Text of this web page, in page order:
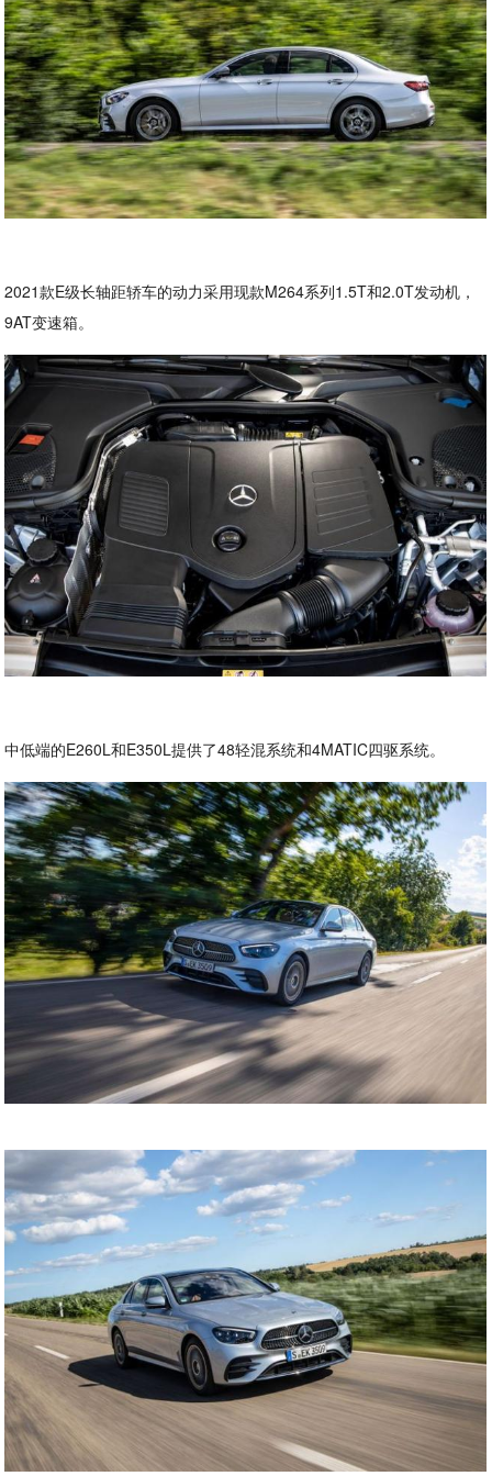
2021款E级长轴距轿车的动力采用现款M264系列1.5T和2.0T发动机，
9AT变速箱。
中低端的E260L和E350L提供了48轻混系统和4MATIC四驱系统。